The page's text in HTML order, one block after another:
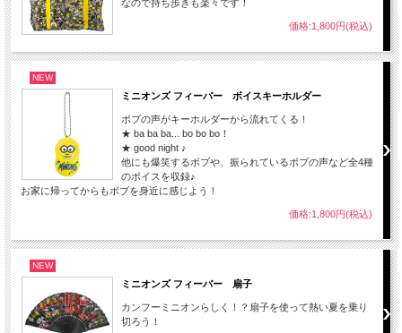
なので持ち歩きも楽々です！
価格:1,800円(税込)
NEW
ミニオンズ フィーバー ボイスキーホルダー
ボブの声がキーホルダーから流れてくる！
★ ba ba ba... bo bo bo！
★ good night ♪
他にも爆笑するボブや、振られているボブの声など全4種
のボイスを収録♪
お家に帰ってからもボブを身近に感じよう！
価格:1,800円(税込)
NEW
ミニオンズ フィーバー 扇子
カンフーミニオンらしく！？扇子を使って熱い夏を乗り
切ろう！